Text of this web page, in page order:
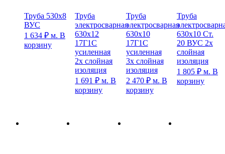
Труба 530х8
ВУС
1 634 ₽ м. В
корзину
Труба
электросварная
630х12
17Г1С
усиленная
2х слойная
изоляция
1 691₽ м. В
корзину
Труба
электросварная
630х10
17Г1С
усиленная
3х слойная
изоляция
2 470 ₽ м. В
корзину
Труба
630х10 Ст.
20 ВУС 2х
слойная
изоляция
1 805 ₽ м. В
корзину